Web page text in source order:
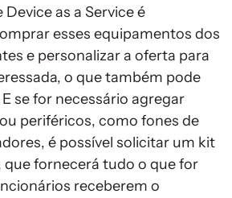
as a Service é
esses equipamentos dos
e personalizar a oferta para
o que também pode
se for necessário agregar
periféricos, como fones de
é possível solicitar um kit
que fornecerá tudo o que for
receberem o